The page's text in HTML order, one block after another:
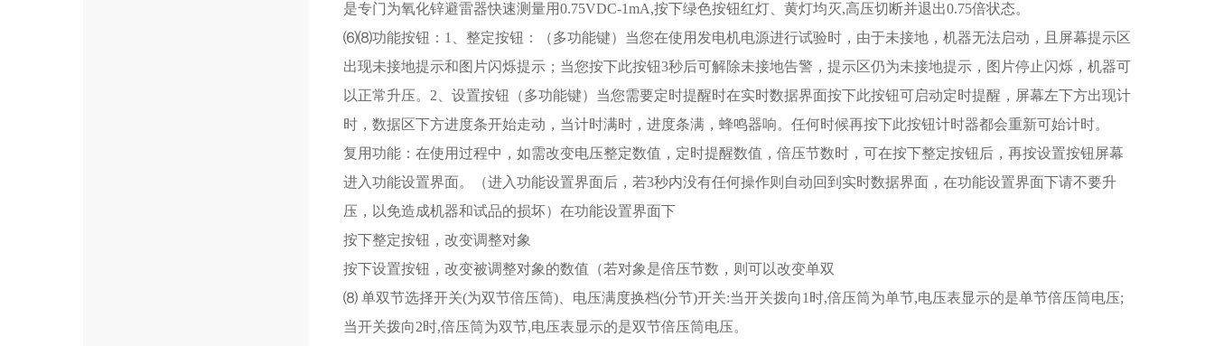
是专门为氧化锌避雷器快速测量用0.75VDC-1mA,按下绿色按钮红灯、黄灯均灭,高压切断并退出0.75倍状态。
⑹⑻功能按钮：1、整定按钮：（多功能键）当您在使用发电机电源进行试验时，由于未接地，机器无法启动，且屏幕提示区
出现未接地提示和图片闪烁提示；当您按下此按钮3秒后可解除未接地告警，提示区仍为未接地提示，图片停止闪烁，机器可
以正常升压。2、设置按钮（多功能键）当您需要定时提醒时在实时数据界面按下此按钮可启动定时提醒，屏幕左下方出现计
时，数据区下方进度条开始走动，当计时满时，进度条满，蜂鸣器响。任何时候再按下此按钮计时器都会重新可始计时。
复用功能：在使用过程中，如需改变电压整定数值，定时提醒数值，倍压节数时，可在按下整定按钮后，再按设置按钮屏幕
进入功能设置界面。（进入功能设置界面后，若3秒内没有任何操作则自动回到实时数据界面，在功能设置界面下请不要升
压，以免造成机器和试品的损坏）在功能设置界面下
按下整定按钮，改变调整对象
按下设置按钮，改变被调整对象的数值（若对象是倍压节数，则可以改变单双
⑻ 单双节选择开关(为双节倍压筒)、电压满度换档(分节)开关:当开关拨向1时,倍压筒为单节,电压表显示的是单节倍压筒电压;
当开关拨向2时,倍压筒为双节,电压表显示的是双节倍压筒电压。